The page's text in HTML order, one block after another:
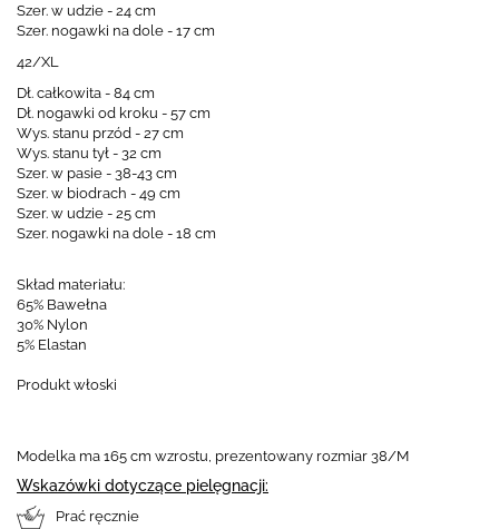
Szer. w udzie - 24 cm
Szer. nogawki na dole - 17 cm
42/XL
Dł. całkowita - 84 cm
Dł. nogawki od kroku - 57 cm
Wys. stanu przód - 27 cm
Wys. stanu tył - 32 cm
Szer. w pasie - 38-43 cm
Szer. w biodrach - 49 cm
Szer. w udzie - 25 cm
Szer. nogawki na dole - 18 cm
Skład materiału:
65% Bawełna
30% Nylon
5% Elastan
Produkt włoski
Modelka ma 165 cm wzrostu, prezentowany rozmiar 38/M
Wskazówki dotyczące pielęgnacji:
Prać ręcznie